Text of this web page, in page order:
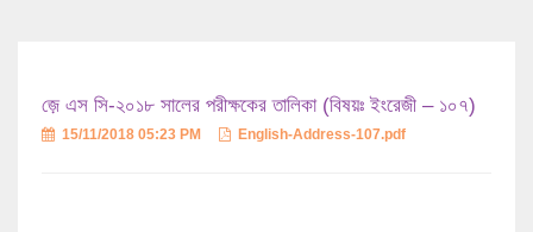
জ়ে এস সি-২০১৮ সালের পরীক্ষকের তালিকা (বিষয়ঃ ইংরেজী – ১০৭)
15/11/2018 05:23 PM English-Address-107.pdf